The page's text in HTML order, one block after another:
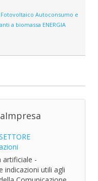
Fotovoltaico Autoconsumo e
a biomassa ENERGIA
artificiale -
indicazioni utili agli